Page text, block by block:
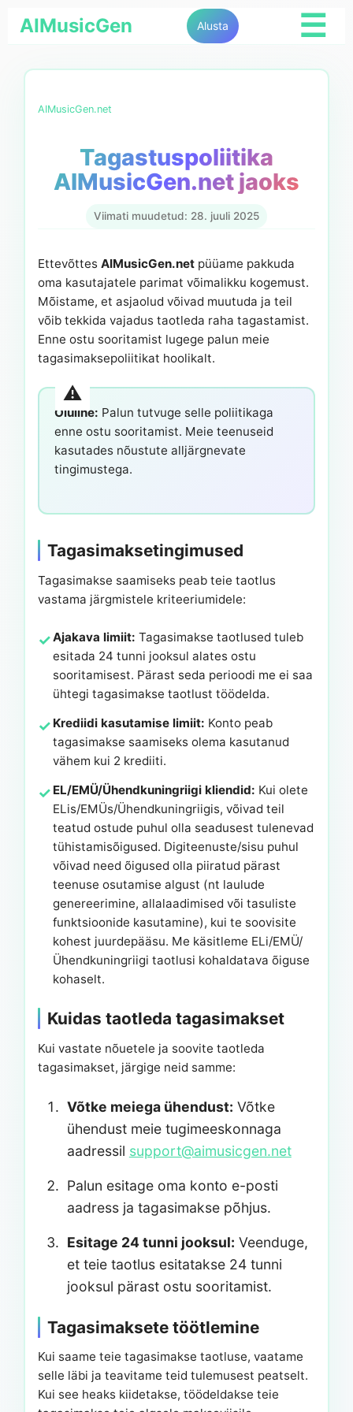
AIMusicGen Alusta ☰
AIMusicGen.net
Tagastuspoliitika
AIMusicGen.net jaoks
Viimati muudetud: 28. juuli 2025
Ettevõttes AIMusicGen.net püüame pakkuda
oma kasutajatele parimat võimalikku kogemust.
Mõistame, et asjaolud võivad muutuda ja teil
võib tekkida vajadus taotleda raha tagastamist.
Enne ostu sooritamist lugege palun meie
tagasimaksepoliitikat hoolikalt.
Oluline: Palun tutvuge selle poliitikaga
enne ostu sooritamist. Meie teenuseid
kasutades nõustute alljärgnevate
tingimustega.
Tagasimaksetingimused
Tagasimakse saamiseks peab teie taotlus
vastama järgmistele kriteeriumidele:
Ajakava limiit: Tagasimakse taotlused tuleb
esitada 24 tunni jooksul alates ostu
sooritamisest. Pärast seda perioodi me ei saa
ühtegi tagasimakse taotlust töödelda.
Krediidi kasutamise limiit: Konto peab
tagasimakse saamiseks olema kasutanud
vähem kui 2 krediiti.
EL/EMÜ/Ühendkuningriigi kliendid: Kui olete
ELis/EMÜs/Ühendkuningriigis, võivad teil
teatud ostude puhul olla seadusest tulenevad
tühistamisõigused. Digiteenuste/sisu puhul
võivad need õigused olla piiratud pärast
teenuse osutamise algust (nt laulude
genereerimine, allalaadimised või tasuliste
funktsioonide kasutamine), kui te soovisite
kohest juurdepääsu. Me käsitleme ELi/EMÜ/
Ühendkuningriigi taotlusi kohaldatava õiguse
kohaselt.
Kuidas taotleda tagasimakset
Kui vastate nõuetele ja soovite taotleda
tagasimakset, järgige neid samme:
Võtke meiega ühendust: Võtke
ühendust meie tugimeeskonnaga
aadressil support@aimusicgen.net
Palun esitage oma konto e-posti
aadress ja tagasimakse põhjus.
Esitage 24 tunni jooksul: Veenduge,
et teie taotlus esitatakse 24 tunni
jooksul pärast ostu sooritamist.
Tagasimaksete töötlemine
Kui saame teie tagasimakse taotluse, vaatame
selle läbi ja teavitame teid tulemusest peatselt.
Kui see heaks kiidetakse, töödeldakse teie